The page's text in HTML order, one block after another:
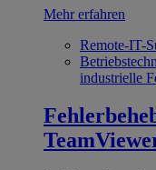
Mehr erfahren
Remote-IT-
industrielle